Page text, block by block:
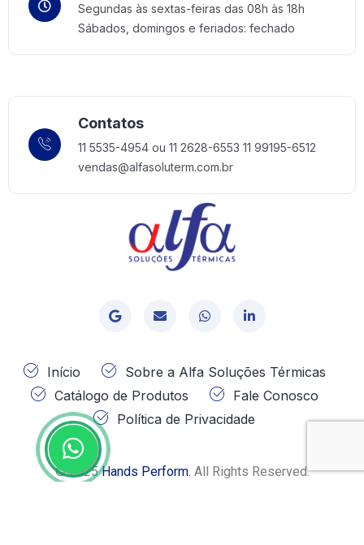
Segundas às sextas-feiras das 08h às 18h
Sábados, domingos e feriados: fechado
Contatos
11 5535-4954 ou 11 2628-6553 11 99195-6512
vendas@alfasoluterm.com.br
Início
Sobre a Alfa Soluções Térmicas
Catálogo de Produtos
Fale Conosco
Política de Privacidade
© 2025Hands Perform. All Rights Reserved.